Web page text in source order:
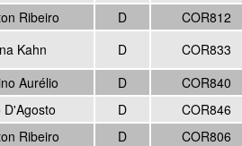
Ribeiro
D COR812
Kahn
D COR833
Aurélio
D COR840
D'Agosto
D COR846
Ribeiro
D COR806